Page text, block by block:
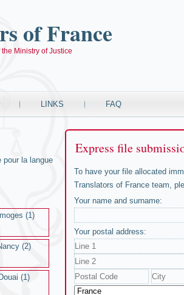
Ministry of Justice
of France
LINKS FAQ
la langue
(1)
(2)
(1)
Express file
To have your file allocated
Translators of France team,
Your name and surname:
Your postal address: